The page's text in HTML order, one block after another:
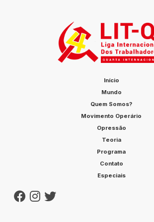
Início
Mundo
Quem Somos?
Movimento Operário
Opressão
Teoria
Programa
Contato
Especiais